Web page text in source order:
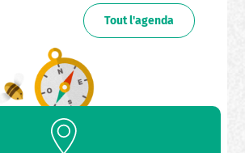
Tout l'agenda